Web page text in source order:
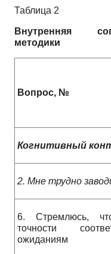
Таблица 2
Внутренняя
методики
Вопрос, №
Когнитивный
2. Мне трудно
6. Стремлюсь,
точности
ожиданиям